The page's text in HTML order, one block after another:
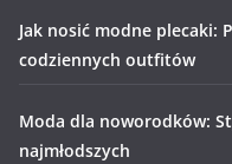
Jak nosić modne plecaki:
codziennych outfitów
Moda dla noworodków:
najmłodszych